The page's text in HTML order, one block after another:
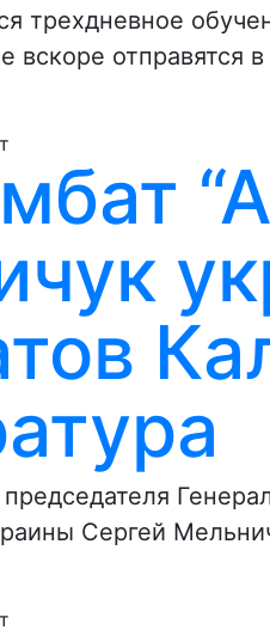
трехдневное
вскоре
Сергей